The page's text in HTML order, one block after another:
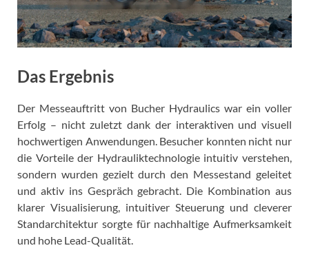
Das Ergebnis
Der Messeauftritt von Bucher Hydraulics war ein voller
Erfolg – nicht zuletzt dank der interaktiven und visuell
hochwertigen Anwendungen. Besucher konnten nicht nur
die Vorteile der Hydrauliktechnologie intuitiv verstehen,
sondern wurden gezielt durch den Messestand geleitet
und aktiv ins Gespräch gebracht. Die Kombination aus
klarer Visualisierung, intuitiver Steuerung und cleverer
Standarchitektur sorgte für nachhaltige Aufmerksamkeit
und hohe Lead-Qualität.